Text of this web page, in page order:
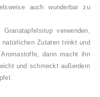
auch wunderbar zu
verwenden,
Zutaten trinkt und
dann macht ihn
und schmeckt außerdem